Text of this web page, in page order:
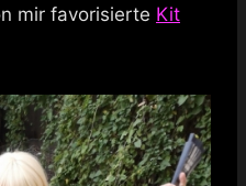
mir favorisierte Kit